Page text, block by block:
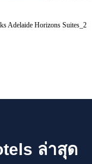
Adelaide Horizons Suites_2
ล่าสุด